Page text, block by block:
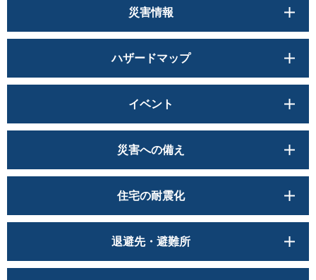
災害情報
ハザードマップ
イベント
災害への備え
住宅の耐震化
退避先・避難所